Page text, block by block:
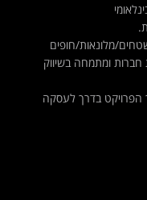
מלונאות/חופים
חברות ומתמחה בשיווק
הפרויקט בדרך לעסקה